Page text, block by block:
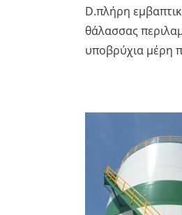
D.πλήρη
θάλασσας
υποβρύχια μέρη